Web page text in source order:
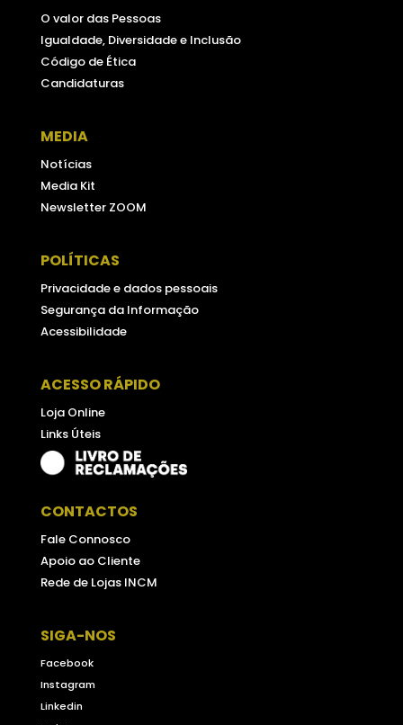
O valor das Pessoas
Igualdade, Diversidade e Inclusão
Código de Ética
Candidaturas
MEDIA
Notícias
Media Kit
Newsletter ZOOM
POLÍTICAS
Privacidade e dados pessoais
Segurança da Informação
Acessibilidade
ACESSO RÁPIDO
Loja Online
Links Úteis
CONTACTOS
Fale Connosco
Apoio ao Cliente
Rede de Lojas INCM
SIGA-NOS
Facebook
Instagram
Linkedin